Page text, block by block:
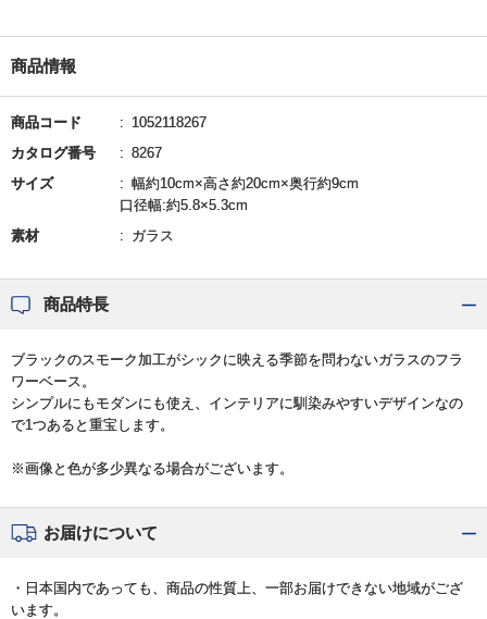
商品情報
商品コード
1052118267
カタログ番号
8267
サイズ
幅約10cm×高さ約20cm×奥行約9cm
口径幅:約5.8×5.3cm
素材
ガラス
商品特長
ブラックのスモーク加工がシックに映える季節を問わないガラスのフラ
ワーベース。
シンプルにもモダンにも使え、インテリアに馴染みやすいデザインなの
で1つあると重宝します。
※画像と色が多少異なる場合がございます。
お届けについて
・日本国内であっても、商品の性質上、一部お届けできない地域がござ
います。